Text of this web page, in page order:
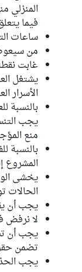
المنزلي
فيما
ساعات
من
غابت نقطة بالفصل 21
يشتغل
الأسرار
بالنسبة
منع
المشروع
يخشى
الحالات
يجب أن
لا نرفض
يجب أن
تضمن
يجب